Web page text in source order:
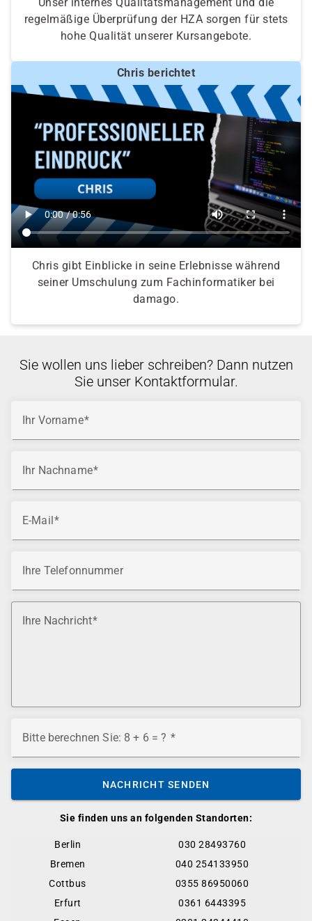
Unser internes Qualitätsmanagement und die
regelmäßige Überprüfung der HZA sorgen für stets
hohe Qualität unserer Kursangebote.
Chris berichtet
Chris gibt Einblicke in seine Erlebnisse während
seiner Umschulung zum Fachinformatiker bei
damago.
Sie finden uns an folgenden Standorten:
Berlin
030 28493760
Bremen
040 254133950
Cottbus
0355 86950060
Erfurt
0361 6443395
Sie wollen uns lieber schreiben? Dann nutzen
Sie unser Kontaktformular.
Ihr Vorname
Ihr Nachname
E-Mail
Ihre Telefonnummer
Ihre Nachricht
Bitte berechnen Sie: 8 + 6 = ?
NACHRICHT SENDEN